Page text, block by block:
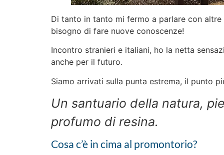
Di tanto in tanto mi fermo a parlare con
bisogno di fare nuove conoscenze!
Incontro stranieri e italiani, ho la netta
anche per il futuro.
Siamo arrivati sulla punta estrema, il punto
Un santuario della natura,
profumo di resina.
Cosa c’è in cima al promontorio?